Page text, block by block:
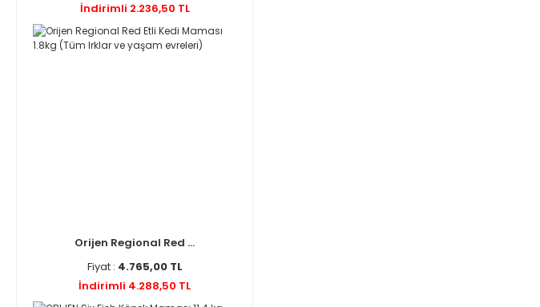
İndirimli 2.236,50 TL
Orijen Regional Red ...
Fiyat : 4.765,00 TL
İndirimli 4.288,50 TL